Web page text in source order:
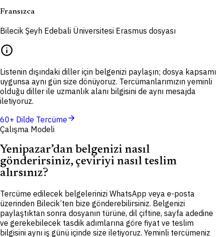
Fransızca
Bilecik Şeyh Edebali Üniversitesi Erasmus dosyası
info
Listenin dışındaki diller için belgenizi paylaşın; dosya kapsamı
uygunsa aynı gün size dönüyoruz. Tercümanlarımızın yeminli
olduğu diller ile uzmanlık alanı bilgisini de aynı mesajda
iletiyoruz.
60+ Dilde Tercüme arrow_forward
Çalışma Modeli
Yenipazar’dan belgenizi nasıl
gönderirsiniz, çeviriyi nasıl teslim
alırsınız?
Tercüme edilecek belgelerinizi WhatsApp veya e-posta
üzerinden Bilecik’ten bize gönderebilirsiniz. Belgenizi
paylaştıktan sonra dosyanın türüne, dil çiftine, sayfa adedine
ve gerekebilecek tasdik adımlarına göre fiyat ve teslim
bilgisini aynı iş günü içinde size iletiyoruz. Yeminli tercümeniz